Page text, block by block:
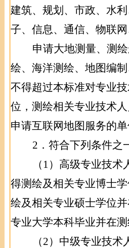
建筑、规划、市政、水
子、信息、通信、物联
申请大地测量、测
绘、海洋测绘、地图编
不得超过本标准对专业
位，测绘相关专业技术
申请互联网地图服务的
2 ．符合下列条件
（ 1）高级专业技术
得测绘及相关专业博士
绘及相关专业硕士学位
专业大学本科毕业并在
（2）中级专业技术